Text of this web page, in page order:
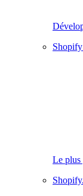
Le plus